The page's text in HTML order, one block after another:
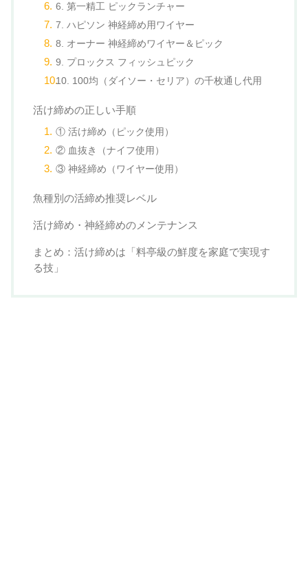
6. 第一精工 ピックランチャー
7. ハピソン 神経締め用ワイヤー
8. オーナー 神経締めワイヤー＆ピック
9. プロックス フィッシュピック
10. 100均（ダイソー・セリア）の千枚通し代用
活け締めの正しい手順
① 活け締め（ピック使用）
② 血抜き（ナイフ使用）
③ 神経締め（ワイヤー使用）
魚種別の活締め推奨レベル
活け締め・神経締めのメンテナンス
まとめ：活け締めは「料亭級の鮮度を家庭で実現す
る技」